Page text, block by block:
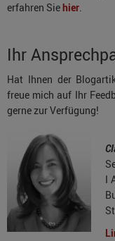
erfahren Siehier.
Ihr
Hat Ihnen der
freue mich auf Ihr
gerne zur Verfügung!
I